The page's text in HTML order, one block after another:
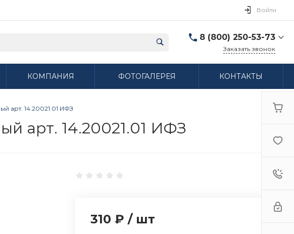
Войти
8 (800) 250-53-73
г. Нижний Новгород,
Заказать звонок
КОМПАНИЯ ФОТОГАЛЕРЕЯ КОНТАКТЫ
арт. 14.20021.01 ИФЗ
арт. 14.20021.01 ИФЗ
310 ₽ / шт